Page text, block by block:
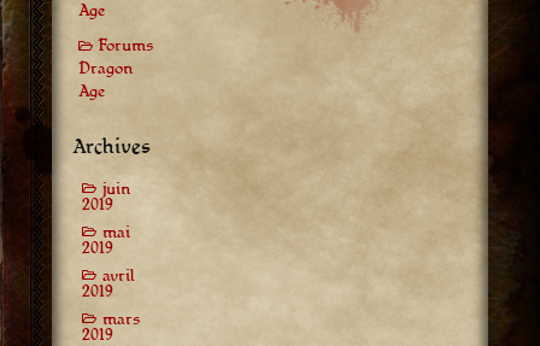
Age
Forums
Dragon
Age
Archives
juin
2019
mai
2019
avril
2019
mars
2019